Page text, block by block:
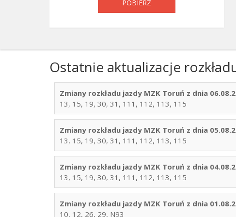
POBIERZ
Ostatnie aktualizacje
Zmiany rozkładu jazdy MZK Toruń z dnia
13, 15, 19, 30, 31, 111, 112, 113, 115
Zmiany rozkładu jazdy MZK Toruń z dnia
13, 15, 19, 30, 31, 111, 112, 113, 115
Zmiany rozkładu jazdy MZK Toruń z dnia
13, 15, 19, 30, 31, 111, 112, 113, 115
Zmiany rozkładu jazdy MZK Toruń z dnia
10, 12, 26, 29, N93